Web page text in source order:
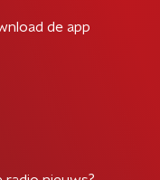
de app